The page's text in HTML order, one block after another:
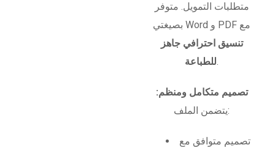
متطلبات التمويل. متوفر
بصيغتي Word و PDF مع
تنسيق احترافي جاهز
للطباعة.
تصميم متكامل ومنظم:
يتضمن الملف:
تصميم متوافق مع